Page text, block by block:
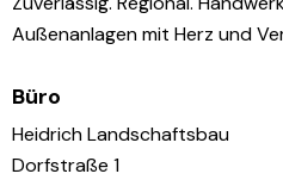
Außenanlagen mit Herz und
Büro
Heidrich Landschaftsbau
Dorfstraße 1